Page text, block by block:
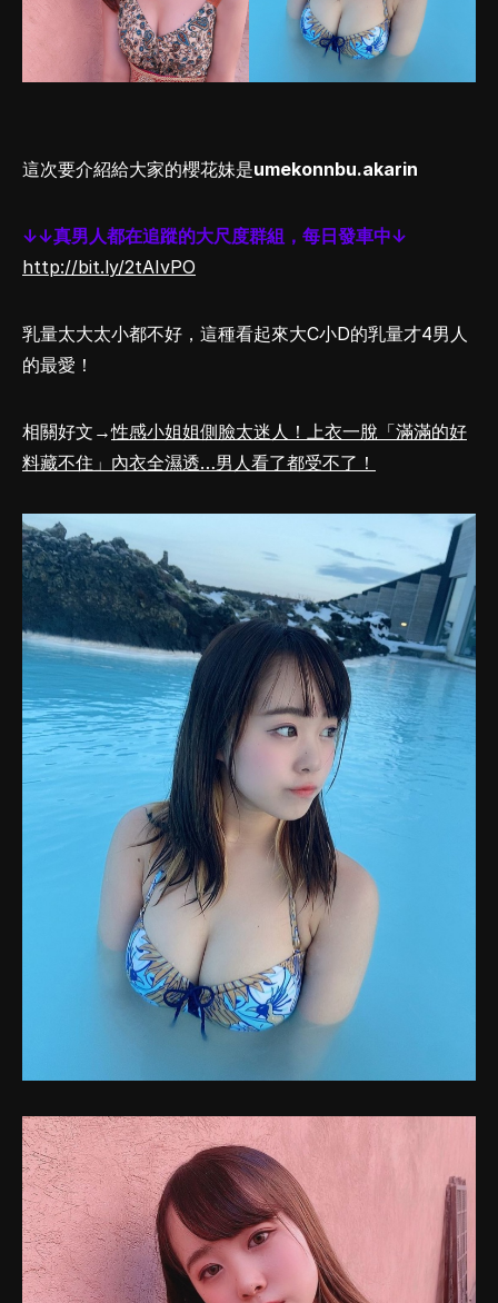
這次要介紹給大家的櫻花妹是umekonnbu.akarin
↓↓真男人都在追蹤的大尺度群組，每日發車中↓
http://bit.ly/2tAIvPO
乳量太大太小都不好，這種看起來大C小D的乳量才4男人
的最愛！
相關好文→性感小姐姐側臉太迷人！上衣一脫「滿滿的好
料藏不住」內衣全濕透…男人看了都受不了！